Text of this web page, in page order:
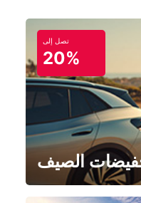
تصل إلى
20%
الصيف